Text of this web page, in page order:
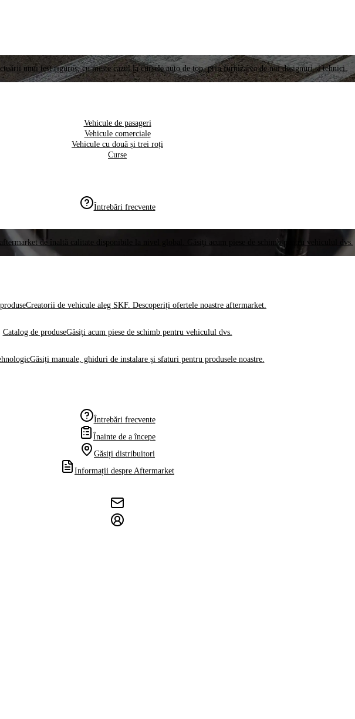
unui test riguros, cu meste cazul la cursele auto de top, prin furnizarea de noi designuri și tehnici.
Vehicule de pasageri
Vehicule comerciale
Vehicule cu două și trei roți
Curse
Întrebări frecvente
de înaltă calitate disponibile la nivel global. Găsiți acum piese de schimb pentru vehiculul dvs.
Creatorii de vehicule aleg SKF. Descoperiți ofertele noastre aftermarket.
Catalog de produseGăsiți acum piese de schimb pentru vehiculul dvs.
Găsiți manuale, ghiduri de instalare și sfaturi pentru produsele noastre.
Întrebări frecvente
Înainte de a începe
Găsiți distribuitori
Informații despre Aftermarket